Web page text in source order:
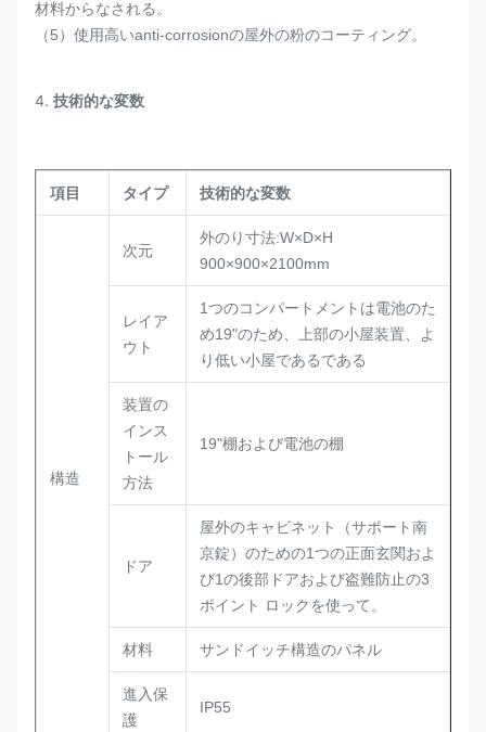
材料からなされる。
（5）使用高いanti-corrosionの屋外の粉のコーティング。
4. 技術的な変数
項目 タイプ 技術的な変数
構造
次元
外のり寸法:W×D×H
900×900×2100mm
レイア
ウト
1つのコンパートメントは電池のた
め19"のため、上部の小屋装置、よ
り低い小屋であるである
装置の
インス
トール
方法
19"棚および電池の棚
ドア
屋外のキャビネット（サポート南
京錠）のための1つの正面玄関およ
び1の後部ドアおよび盗難防止の3
ポイント ロックを使って。
材料 サンドイッチ構造のパネル
進入保
護
IP55